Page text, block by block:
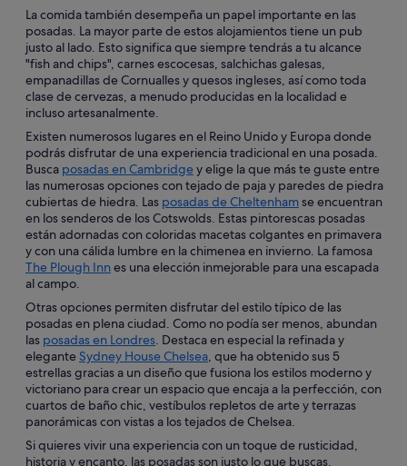
La comida también desempeña un papel importante en las
posadas. La mayor parte de estos alojamientos tiene un pub
justo al lado. Esto significa que siempre tendrás a tu alcance
"fish and chips", carnes escocesas, salchichas galesas,
empanadillas de Cornualles y quesos ingleses, así como toda
clase de cervezas, a menudo producidas en la localidad e
incluso artesanalmente.
Existen numerosos lugares en el Reino Unido y Europa donde
podrás disfrutar de una experiencia tradicional en una posada.
Busca posadas en Cambridgey elige la que más te guste entre
las numerosas opciones con tejado de paja y paredes de piedra
cubiertas de hiedra. Las posadas de Cheltenhamse encuentran
en los senderos de los Cotswolds. Estas pintorescas posadas
están adornadas con coloridas macetas colgantes en primavera
y con una cálida lumbre en la chimenea en invierno. La famosa
The Plough Innes una elección inmejorable para una escapada
al campo.
Otras opciones permiten disfrutar del estilo típico de las
posadas en plena ciudad. Como no podía ser menos, abundan
las posadas en Londres. Destaca en especial la refinada y
eleganteSydney House Chelsea, que ha obtenido sus 5
estrellas gracias a un diseño que fusiona los estilos moderno y
victoriano para crear un espacio que encaja a la perfección, con
cuartos de baño chic, vestíbulos repletos de arte y terrazas
panorámicas con vistas a los tejados de Chelsea.
Si quieres vivir una experiencia con un toque de rusticidad,
historia y encanto, las posadas son justo lo que buscas.